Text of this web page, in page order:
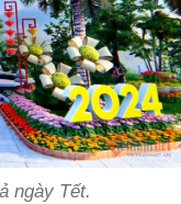
ngày Tết.